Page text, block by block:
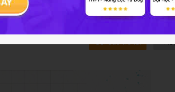
tài khoản
Gửi câu trả lời